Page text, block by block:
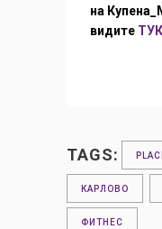
на
видите ТУК
TAGS:
КАРЛОВО
ФИТНЕС